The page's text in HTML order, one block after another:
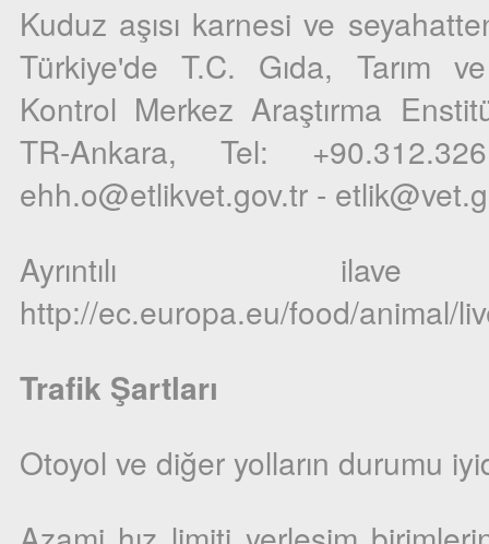
Kuduz aşısı karnesi ve
Türkiye'de T.C. Gıda, Tarım
Kontrol Merkez Araştırma
TR-Ankara, Tel:
ehh.o@etlikvet.gov.tr -
Ayrıntılı
http://ec.europa.eu/food/animal/
Trafik Şartları
Otoyol ve diğer yolların durumu